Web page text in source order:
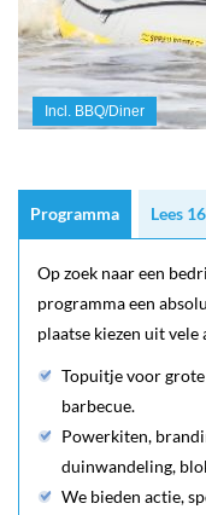
Incl. BBQ/Diner
Programma Lees
Op zoek naar een
programma een
plaatse kiezen uit
Topuitje voor
barbecue.
Powerkiten,
duinwandeling,
We bieden actie,